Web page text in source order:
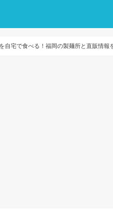
自宅で食べる！福岡の製麺所と直販情報